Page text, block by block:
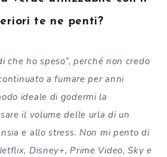
te ne penti?
che ho speso”, perché non credo
a fumare per anni
ideale di godermi la
il volume delle urla di un
e allo stress. Non mi pento di
Disney+, Prime Video, Sky e